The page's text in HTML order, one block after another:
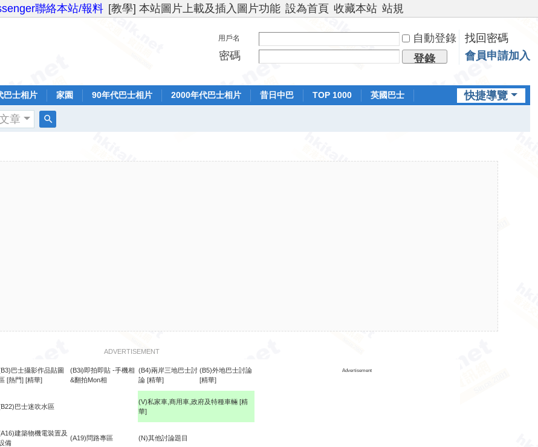
聯絡本站/報料 [教學] 本站圖片上載及插入圖片功能 設為首頁 收藏本站 站規
用戶名 自動登錄
找回密碼
密碼
登錄 會員申請加入
快捷導覽
巴士相片 家園 90年代巴士相片 2000年代巴士相片 昔日中巴 TOP 1000
英國巴士
章
ADVERTISEMENT
巴士攝影作品貼圖
[熱門] [精華]
(B3i)即拍即貼 -手機相
&翻拍Mon相
(B4)兩岸三地巴士討
論 [精華]
(B5)外地巴士討論
[精華]
Advertisement
巴士迷吹水區
(V)私家車,商用車,政府及特種車輛 [精
華]
建築物機電裝置及
備
(A19)問路專區 (N)其他討論題目